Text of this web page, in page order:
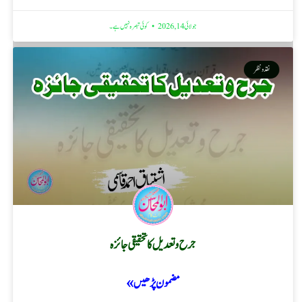
جولائی 14, 2026 کوئی تبصرہ نہیں ہے۔
نقد ونظر
جرح و تعدیل کا تحقیقی جائزہ
مضمون پڑھیں »